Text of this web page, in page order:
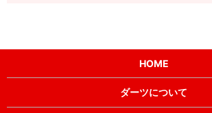
HOME
ダーツについて